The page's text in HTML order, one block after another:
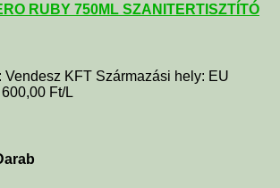
RUBY 750ML SZANITERTISZTÍTÓ
Vendesz KFT Származási hely: EU
Ft/L